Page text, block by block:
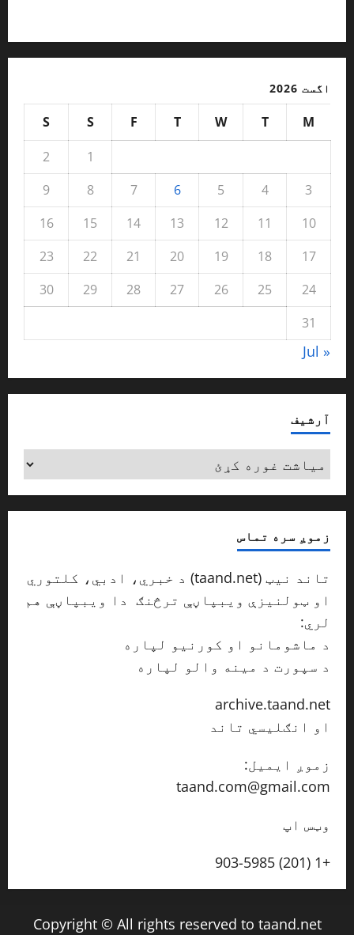
اگست 2026
M
T
W
T
F
S
S
1
2
3
4
5
6
7
8
9
10
11
12
13
14
15
16
17
18
19
20
21
22
23
24
25
26
27
28
29
30
31
« Jul
آرشیف
آرشیف
زموږ سره تماس
تاند نیټ (taand.net) د خبري، ادبي، کلتوري
او ټولنیزې ویبپاڼې ترڅنګ دا ویبپاڼې هم
لري:
د ماشومانو او کورنیو لپاره
د سپورت د مینه والو لپاره
archive.taand.net
او انګلیسي تاند
زموږ ایمیل:
taand.com@gmail.com
وټس اپ
+1 (201) 903-5985
Copyright © All rights reserved to taand.net